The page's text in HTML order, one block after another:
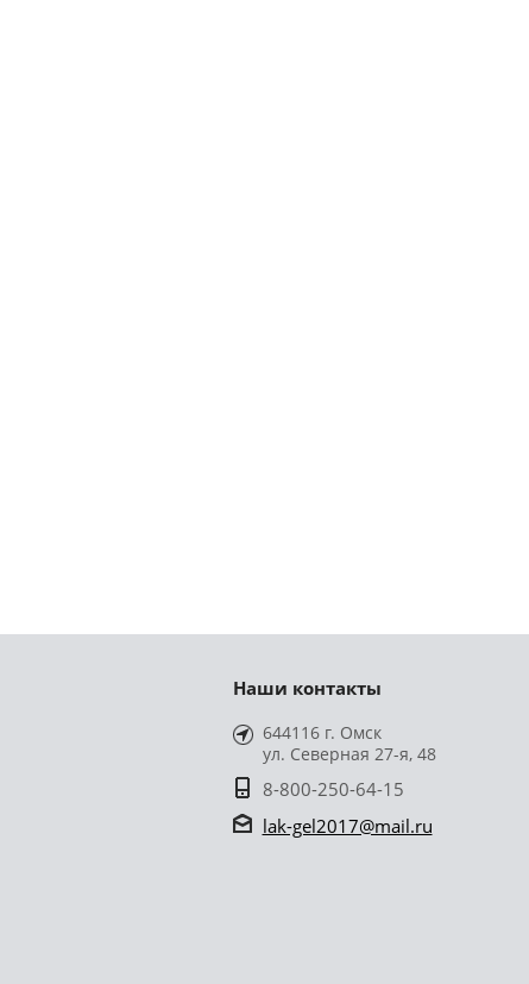
Наши контакты
644116 г. Омск
ул. Северная 27-я, 48
8-800-250-64-15
lak-gel2017@mail.ru